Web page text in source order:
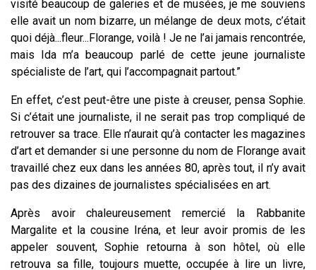
visité beaucoup de galeries et de musées, je me souviens
elle avait un nom bizarre, un mélange de deux mots, c’était
quoi déjà...fleur...Florange, voilà ! Je ne l’ai jamais rencontrée,
mais Ida m’a beaucoup parlé de cette jeune journaliste
spécialiste de l’art, qui l’accompagnait partout.”
En effet, c’est peut-être une piste à creuser, pensa Sophie.
Si c’était une journaliste, il ne serait pas trop compliqué de
retrouver sa trace. Elle n’aurait qu’à contacter les magazines
d’art et demander si une personne du nom de Florange avait
travaillé chez eux dans les années 80, après tout, il n’y avait
pas des dizaines de journalistes spécialisées en art.
Après avoir chaleureusement remercié la Rabbanite
Margalite et la cousine Iréna, et leur avoir promis de les
appeler souvent, Sophie retourna à son hôtel, où elle
retrouva sa fille, toujours muette, occupée à lire un livre,